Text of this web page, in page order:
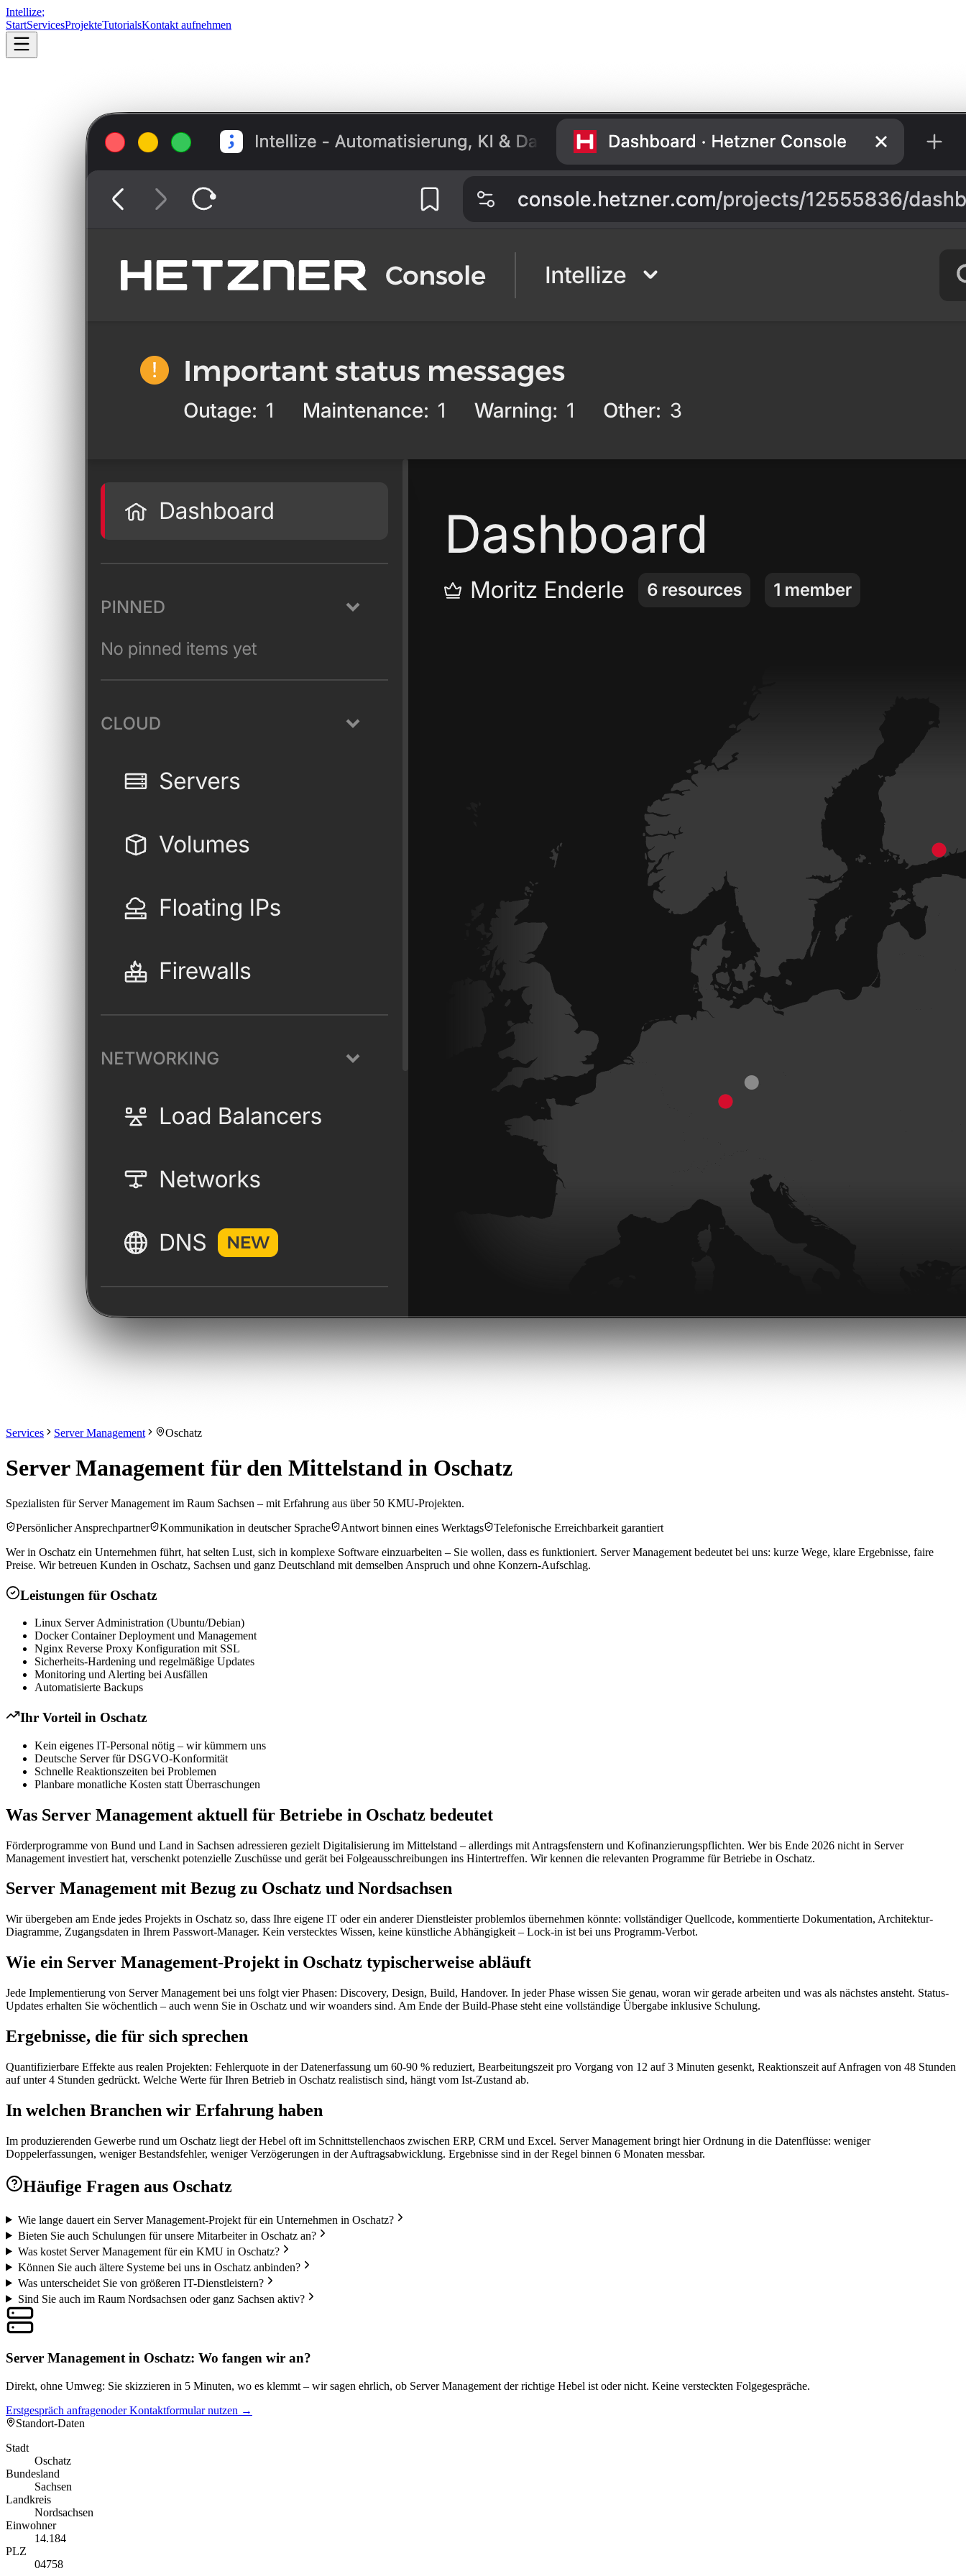
Intellize;
StartServicesProjekteTutorialsKontakt aufnehmen
Services Server Management Oschatz
Server Management für den Mittelstand in Oschatz
Spezialisten für Server Management im Raum Sachsen – mit Erfahrung aus über 50 KMU-Projekten.
Persönlicher Ansprechpartner
Kommunikation in deutscher Sprache Antwort binnen eines Werktags
Telefonische Erreichbarkeit garantiert
Wer in Oschatz ein Unternehmen führt, hat selten Lust, sich in komplexe Software einzuarbeiten – Sie wollen, dass es funktioniert. Server Management bedeutet bei uns: kurze Wege, klare Ergebnisse, faire
Preise. Wir betreuen Kunden in Oschatz, Sachsen und ganz Deutschland mit demselben Anspruch und ohne Konzern-Aufschlag.
Leistungen für Oschatz
Linux Server Administration (Ubuntu/Debian)
Docker Container Deployment und Management
Nginx Reverse Proxy Konfiguration mit SSL
Sicherheits-Hardening und regelmäßige Updates
Monitoring und Alerting bei Ausfällen
Automatisierte Backups
Ihr Vorteil in Oschatz
Kein eigenes IT-Personal nötig – wir kümmern uns
Deutsche Server für DSGVO-Konformität
Schnelle Reaktionszeiten bei Problemen
Planbare monatliche Kosten statt Überraschungen
Was Server Management aktuell für Betriebe in Oschatz bedeutet
Förderprogramme von Bund und Land in Sachsen adressieren gezielt Digitalisierung im Mittelstand – allerdings mit Antragsfenstern und Kofinanzierungspflichten. Wer bis Ende 2026 nicht in Server
Management investiert hat, verschenkt potenzielle Zuschüsse und gerät bei Folgeausschreibungen ins Hintertreffen. Wir kennen die relevanten Programme für Betriebe in Oschatz.
Server Management mit Bezug zu Oschatz und Nordsachsen
Wir übergeben am Ende jedes Projekts in Oschatz so, dass Ihre eigene IT oder ein anderer Dienstleister problemlos übernehmen könnte: vollständiger Quellcode, kommentierte Dokumentation, Architektur-
Diagramme, Zugangsdaten in Ihrem Passwort-Manager. Kein verstecktes Wissen, keine künstliche Abhängigkeit – Lock-in ist bei uns Programm-Verbot.
Wie ein Server Management-Projekt in Oschatz typischerweise abläuft
Jede Implementierung von Server Management bei uns folgt vier Phasen: Discovery, Design, Build, Handover. In jeder Phase wissen Sie genau, woran wir gerade arbeiten und was als nächstes ansteht. Status-
Updates erhalten Sie wöchentlich – auch wenn Sie in Oschatz und wir woanders sind. Am Ende der Build-Phase steht eine vollständige Übergabe inklusive Schulung.
Ergebnisse, die für sich sprechen
Quantifizierbare Effekte aus realen Projekten: Fehlerquote in der Datenerfassung um 60-90 % reduziert, Bearbeitungszeit pro Vorgang von 12 auf 3 Minuten gesenkt, Reaktionszeit auf Anfragen von 48 Stunden
auf unter 4 Stunden gedrückt. Welche Werte für Ihren Betrieb in Oschatz realistisch sind, hängt vom Ist-Zustand ab.
In welchen Branchen wir Erfahrung haben
Im produzierenden Gewerbe rund um Oschatz liegt der Hebel oft im Schnittstellenchaos zwischen ERP, CRM und Excel. Server Management bringt hier Ordnung in die Datenflüsse: weniger
Doppelerfassungen, weniger Bestandsfehler, weniger Verzögerungen in der Auftragsabwicklung. Ergebnisse sind in der Regel binnen 6 Monaten messbar.
Häufige Fragen aus Oschatz
Wie lange dauert ein Server Management-Projekt für ein Unternehmen in Oschatz?
Bieten Sie auch Schulungen für unsere Mitarbeiter in Oschatz an?
Was kostet Server Management für ein KMU in Oschatz?
Können Sie auch ältere Systeme bei uns in Oschatz anbinden?
Was unterscheidet Sie von größeren IT-Dienstleistern?
Sind Sie auch im Raum Nordsachsen oder ganz Sachsen aktiv?
Server Management in Oschatz: Wo fangen wir an?
Direkt, ohne Umweg: Sie skizzieren in 5 Minuten, wo es klemmt – wir sagen ehrlich, ob Server Management der richtige Hebel ist oder nicht. Keine versteckten Folgegespräche.
Erstgespräch anfragenoder Kontaktformular nutzen →
Standort-Daten
Stadt
Oschatz
Bundesland
Sachsen
Landkreis
Nordsachsen
Einwohner
14.184
PLZ
04758